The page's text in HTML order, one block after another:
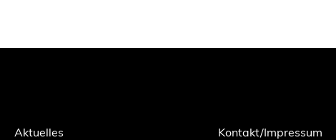
Aktuelles Kontakt/Impressum